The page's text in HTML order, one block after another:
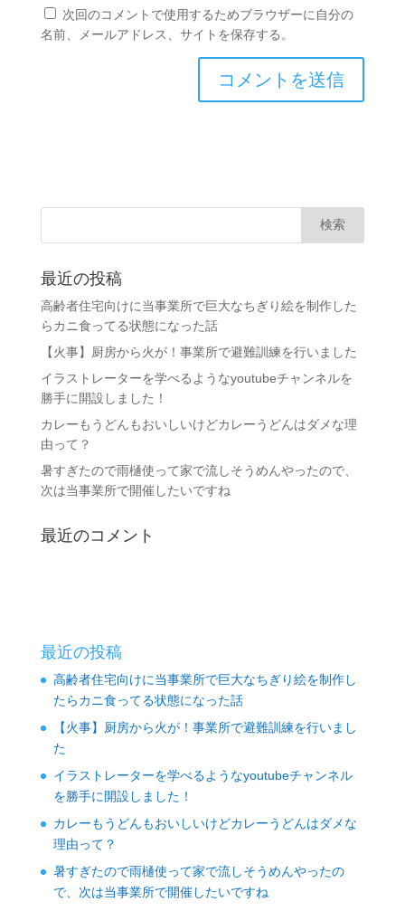
次回のコメントで使用するためブラウザーに自分の
名前、メールアドレス、サイトを保存する。
最近の投稿
高齢者住宅向けに当事業所で巨大なちぎり絵を制作した
らカニ食ってる状態になった話
【火事】厨房から火が！事業所で避難訓練を行いました
イラストレーターを学べるようなyoutubeチャンネルを
勝手に開設しました！
カレーもうどんもおいしいけどカレーうどんはダメな理
由って？
暑すぎたので雨樋使って家で流しそうめんやったので、
次は当事業所で開催したいですね
最近のコメント
最近の投稿
高齢者住宅向けに当事業所で巨大なちぎり絵を制作し
たらカニ食ってる状態になった話
【火事】厨房から火が！事業所で避難訓練を行いまし
た
イラストレーターを学べるようなyoutubeチャンネル
を勝手に開設しました！
カレーもうどんもおいしいけどカレーうどんはダメな
理由って？
暑すぎたので雨樋使って家で流しそうめんやったの
で、次は当事業所で開催したいですね